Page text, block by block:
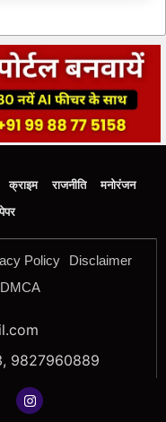
क्राइम राजनीति
मनोरंजन
Policy
Disclaimer
DMCA
9827960889